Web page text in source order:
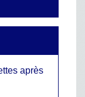
après